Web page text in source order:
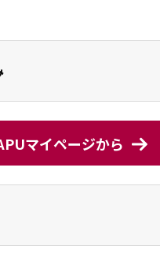
マイページから